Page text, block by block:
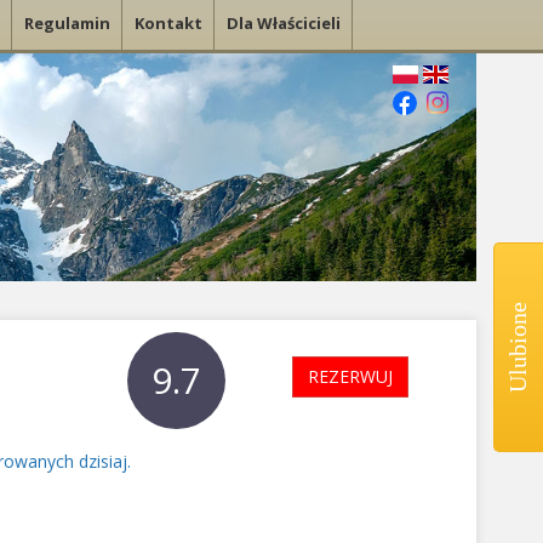
Regulamin Kontakt Dla Właścicieli
9.7 REZERWUJ
dzisiaj.
Ulubione